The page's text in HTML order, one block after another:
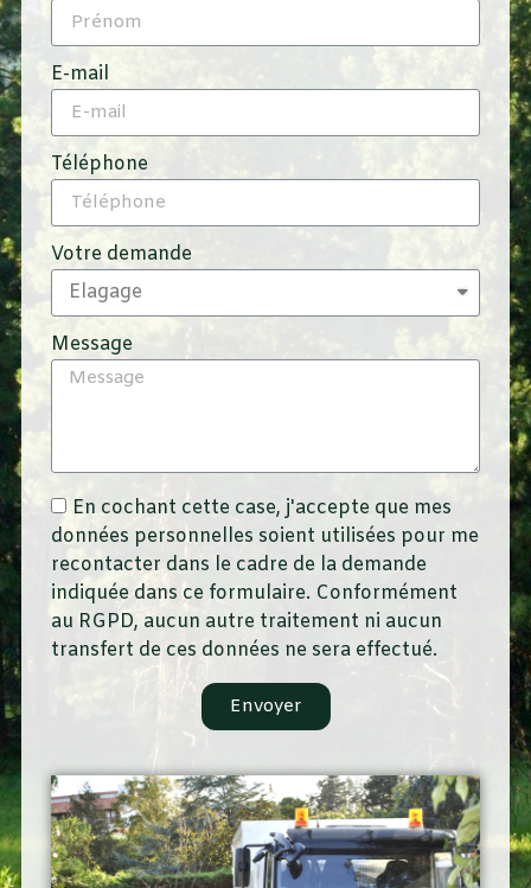
E-mail
Téléphone
Votre demande
Message
En cochant cette case, j'accepte que mes
données personnelles soient utilisées pour me
recontacter dans le cadre de la demande
indiquée dans ce formulaire. Conformément
au RGPD, aucun autre traitement ni aucun
transfert de ces données ne sera effectué.
Envoyer